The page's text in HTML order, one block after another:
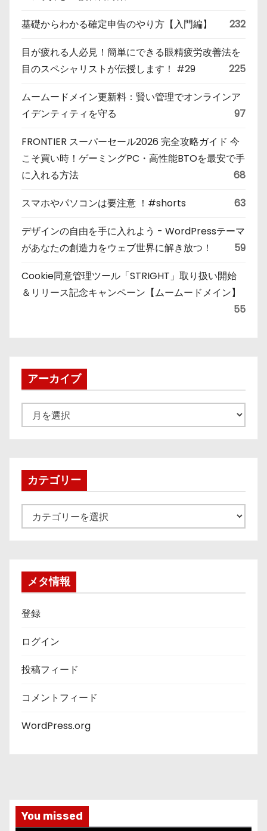
基礎からわかる確定申告のやり方【入門編】 232
目が疲れる人必見！簡単にできる眼精疲労改善法を
目のスペシャリストが伝授します！ #29
225
ムームードメイン更新料：賢い管理でオンラインア
イデンティティを守る
97
FRONTIER スーパーセール2026 完全攻略ガイド 今
こそ買い時！ゲーミングPC・高性能BTOを最安で手
に入れる方法
68
スマホやパソコンは要注意 ！#shorts 63
デザインの自由を手に入れよう - WordPressテーマ
があなたの創造力をウェブ世界に解き放つ！
59
Cookie同意管理ツール「STRIGHT」取り扱い開始
＆リリース記念キャンペーン【ムームードメイン】
55
アーカイブ
ー
ブカテゴリー
テ
メタ情報
登録
ログイン
投稿フィード
コメントフィード
WordPress.org
You missed